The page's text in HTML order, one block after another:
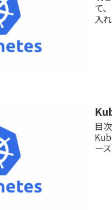
て
入
目
ー